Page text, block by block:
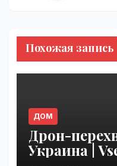
Похожая запись
ДОМ
Дрон-
Украина |